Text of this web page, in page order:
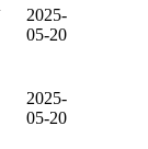
2025-
05-20
2025-
05-20